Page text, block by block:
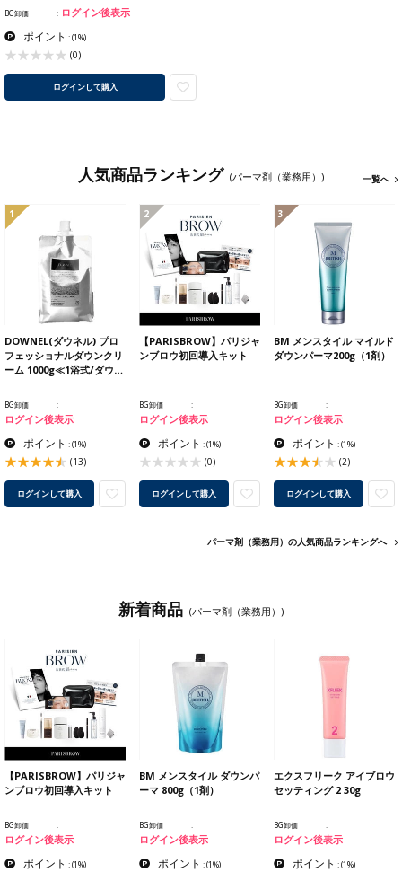
BG卸価 ログイン後表示
ポイント :(1%)
(0)
ログインして購入
人気商品ランキング (パーマ剤（業務用）) 一覧へ
1
DOWNEL(ダウネル) プロ
フェッショナルダウンクリ
ーム 1000g≪1浴式/ダウ…
BG卸価
ログイン後表示
ポイント :(1%)
(13)
ログインして購入
2
【PARISBROW】パリジャ
ンブロウ初回導入キット
BG卸価
ログイン後表示
ポイント :(1%)
(0)
ログインして購入
3
BM メンスタイル マイルド
ダウンパーマ200g（1剤）
BG卸価
ログイン後表示
ポイント :(1%)
(2)
ログインして購入
パーマ剤（業務用）の人気商品ランキングへ
新着商品 (パーマ剤（業務用）)
【PARISBROW】パリジャ
ンブロウ初回導入キット
BG卸価
ログイン後表示
ポイント :(1%)
BM メンスタイル ダウンパ
ーマ 800g（1剤）
BG卸価
ログイン後表示
ポイント :(1%)
エクスフリーク アイブロウ
セッティング 2 30g
BG卸価
ログイン後表示
ポイント :(1%)